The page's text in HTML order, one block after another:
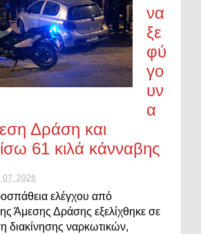
να
ξε
φύ
γο
υν
α
Δράση και
61 κιλά κάνναβης
07, 2026
ελέγχου από
Άμεσης Δράσης εξελίχθηκε σε
διακίνησης ναρκωτικών,